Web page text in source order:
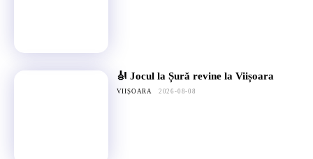
🎻 Jocul la Șură revine la Viișoara
VIIȘOARA 2026-08-08